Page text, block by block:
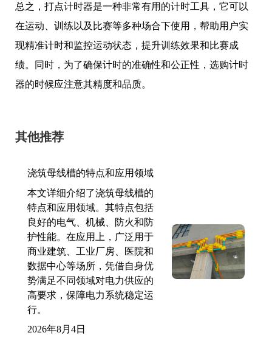
总之，打点计时器是一种非常有用的计时工具，它可以
在运动、训练以及比赛等多种场合下使用，帮助用户实
现精准计时和监控运动状态，提升训练效果和比赛成
绩。同时，为了确保计时的准确性和公正性，选购计时
器的时候应注意其精度和品质。
其他推荐
浇筑母线槽的特点和应用领域
本文详细介绍了浇筑母线槽的
特点和应用领域。其特点包括
良好的电气、机械、防火和防
护性能。在应用上，广泛用于
商业建筑、工业厂房、医院和
数据中心等场所，凭借自身优
势满足不同领域对电力供应的
高要求，保障电力系统稳定运
行。
2026年8月4日